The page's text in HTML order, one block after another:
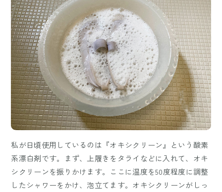
私が日頃使用しているのは『オキシクリーン』という酸素
系漂白剤です。まず、上履きをタライなどに入れて、オキ
シクリーンを振りかけます。ここに温度を50度程度に調整
したシャワーをかけ、泡立てます。オキシクリーンがしっ